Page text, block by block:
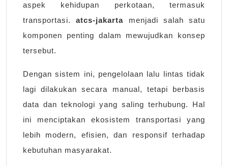
aspek kehidupan perkotaan, termasuk
transportasi.atcs-jakarta menjadi salah satu
komponen penting dalam mewujudkan konsep
tersebut.
Dengan sistem ini, pengelolaan lalu lintas tidak
lagi dilakukan secara manual, tetapi berbasis
data dan teknologi yang saling terhubung. Hal
ini menciptakan ekosistem transportasi yang
lebih modern, efisien, dan responsif terhadap
kebutuhan masyarakat.